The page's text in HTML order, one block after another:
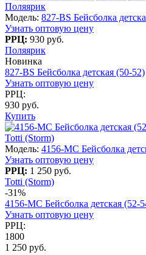
Поляярик
Модель: 827-BS Бейсболка
Узнать оптовую цену
РРЦ: 930 руб.
Поляярик
Новинка
827-BS Бейсболка детская (50-52)
Узнать оптовую цену
РРЦ:
930 руб.
Купить
Totti (Storm)
Модель: 4156-МС Бейсболка
Узнать оптовую цену
РРЦ: 1 250 руб.
Totti (Storm)
-31%
4156-МС Бейсболка детская (52-
Узнать оптовую цену
РРЦ:
1800
1 250 руб.